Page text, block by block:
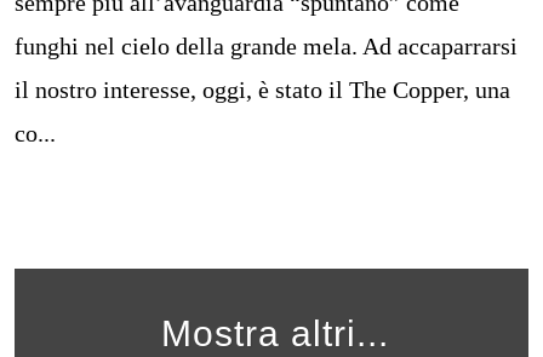
funghi nel cielo della grande mela. Ad accaparrarsi
il nostro interesse, oggi, è stato il The Copper, una
co...
Mostra altri...